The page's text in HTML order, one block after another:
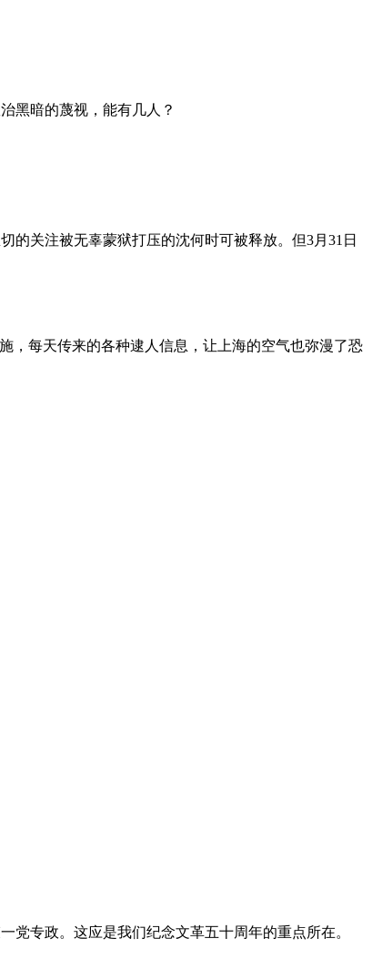
黑暗的蔑视，能有几人？
的关注被无辜蒙狱打压的沈何时可被释放。但3月31日
，每天传来的各种逮人信息，让上海的空气也弥漫了恐
专政。这应是我们纪念文革五十周年的重点所在。